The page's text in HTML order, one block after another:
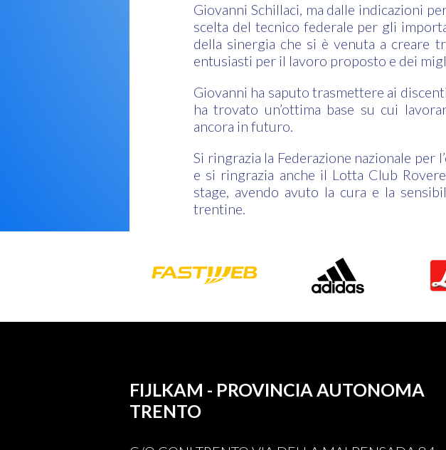
Giovanni Schillaci, ma dalle indicazioni
scelta del tecnico federale per gli
della sinergia che si è venuta a creare
entusiasti per il lavoro proposto e dei
Giovanni ha saputo trasmettere ai
ha trovato un’ottima base su cui
ancora in futuro.
Si ringrazia la Federazione nazionale
e si ringrazia anche il Lotta Club
stage, avendo avuto la cura e la
trentine.
FIJLKAM - PROVINCIA AUTONOMA
TRENTO